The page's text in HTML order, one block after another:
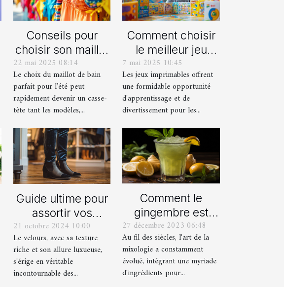
Conseils pour
choisir son maillot
de bain idéal pour
l'été
22 mai 2025 08:14
Le choix du maillot de bain
parfait pour l’été peut
rapidement devenir un casse-
tête tant les modèles,...
Comment choisir
le meilleur jeu
imprimable pour
votre enfant
7 mai 2025 10:45
Les jeux imprimables offrent
une formidable opportunité
d'apprentissage et de
divertissement pour les...
Guide ultime pour
assortir vos
chaussures avec
des pantalons en
velours
21 octobre 2024 10:00
Le velours, avec sa texture
riche et son allure luxueuse,
s'érige en véritable
incontournable des...
Comment le
gingembre est
devenu un
ingrédient clé
dans la mixologie
moderne
27 décembre 2023 06:48
Au fil des siècles, l'art de la
mixologie a constamment
évolué, intégrant une myriade
d'ingrédients pour...